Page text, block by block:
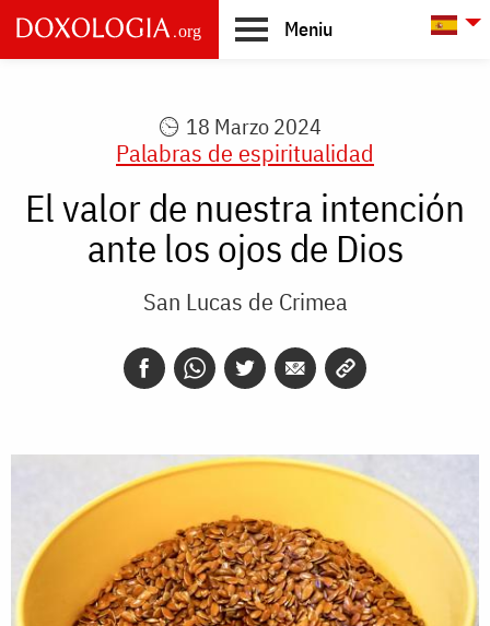
Skip to main content
Meniu
18 Marzo 2024
Palabras de espiritualidad
El valor de nuestra intención
ante los ojos de Dios
San Lucas de Crimea